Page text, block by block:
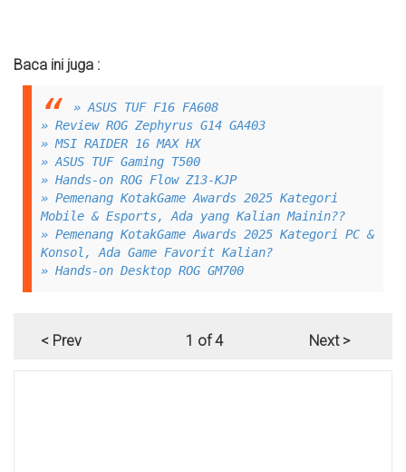
Baca ini juga :
» ASUS TUF F16 FA608
» Review ROG Zephyrus G14 GA403
» MSI RAIDER 16 MAX HX
» ASUS TUF Gaming T500
» Hands-on ROG Flow Z13-KJP
» Pemenang KotakGame Awards 2025 Kategori
Mobile & Esports, Ada yang Kalian Mainin??
» Pemenang KotakGame Awards 2025 Kategori PC &
Konsol, Ada Game Favorit Kalian?
» Hands-on Desktop ROG GM700
< Prev 1 of 4 Next >